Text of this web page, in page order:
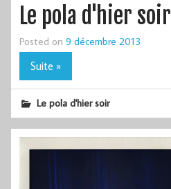
Le pola d'hier soir
Posted on 9 décembre 2013
Suite »
Le pola d'hier soir